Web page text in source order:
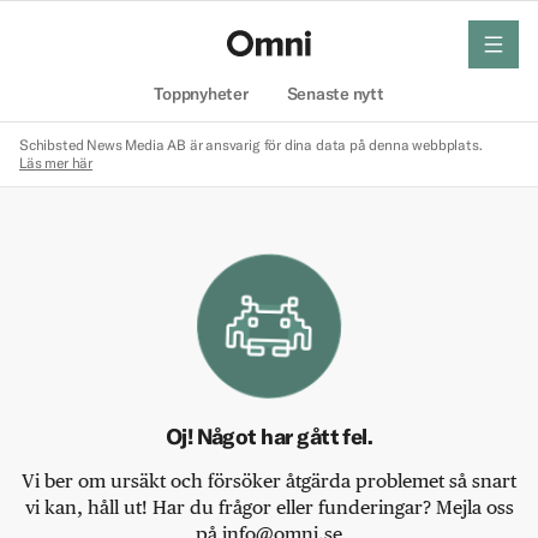
Toppnyheter Senaste nytt
meny
Schibsted News Media AB är ansvarig för dina data på denna webbplats.
Läs mer här
Oj! Något har gått fel.
Vi ber om ursäkt och försöker åtgärda problemet så snart
vi kan, håll ut! Har du frågor eller funderingar? Mejla oss